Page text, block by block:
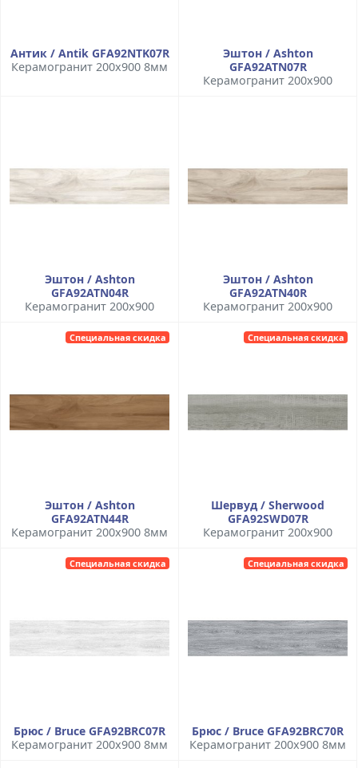
Антик / Antik GFA92NTK07R
Керамогранит 200x900 8мм
Эштон / Ashton
GFA92ATN07R
Керамогранит 200x900
Эштон / Ashton
GFA92ATN04R
Керамогранит 200x900
Эштон / Ashton
GFA92ATN40R
Керамогранит 200x900
Специальная скидка
Эштон / Ashton
GFA92ATN44R
Керамогранит 200x900 8мм
Специальная скидка
Шервуд / Sherwood
GFA92SWD07R
Керамогранит 200x900
Специальная скидка
Брюс / Bruce GFA92BRC07R
Керамогранит 200x900 8мм
Специальная скидка
Брюс / Bruce GFA92BRC70R
Керамогранит 200x900 8мм